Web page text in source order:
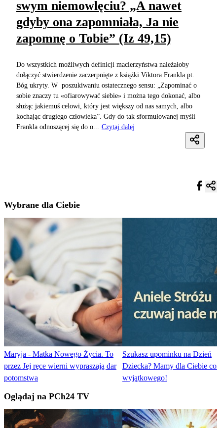
swym niemowlęciu? „A nawet
gdyby ona zapomniała, Ja nie
zapomnę o Tobie” (Iz 49,15)
Do wszystkich możliwych definicji macierzyństwa należałoby
dołączyć stwierdzenie zaczerpnięte z książki Viktora Frankla pt.
Bóg ukryty. W poszukiwaniu ostatecznego sensu: „Zapominać o
sobie znaczy tu «ofiarowywać siebie» i można tego dokonać, albo
służąc jakiemuś celowi, który jest większy od nas samych, albo
kochając drugiego człowieka”. Gdy do tak sformułowanej myśli
Frankla odnoszącej się do o...
Czytaj dalej
Wybrane dla Ciebie
Maryja - Matka Nowego Życia. To
przez Jej ręce wierni wypraszają dar
potomstwa
Szukasz upominku na Dzień
Dziecka? Mamy dla Ciebie coś
wyjątkowego!
Oglądaj na PCh24 TV